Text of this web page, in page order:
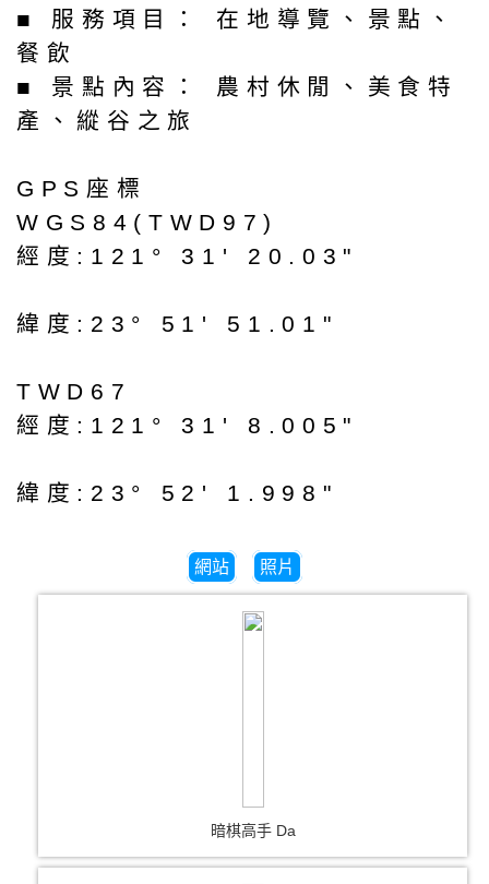
■ 服務項目： 在地導覽、景點、
餐飲
■ 景點內容： 農村休閒、美食特
產、縱谷之旅
GPS座標
WGS84(TWD97)
經度:121° 31' 20.03"
緯度:23° 51' 51.01"
TWD67
經度:121° 31' 8.005"
緯度:23° 52' 1.998"
網站 照片
暗棋高手 Da